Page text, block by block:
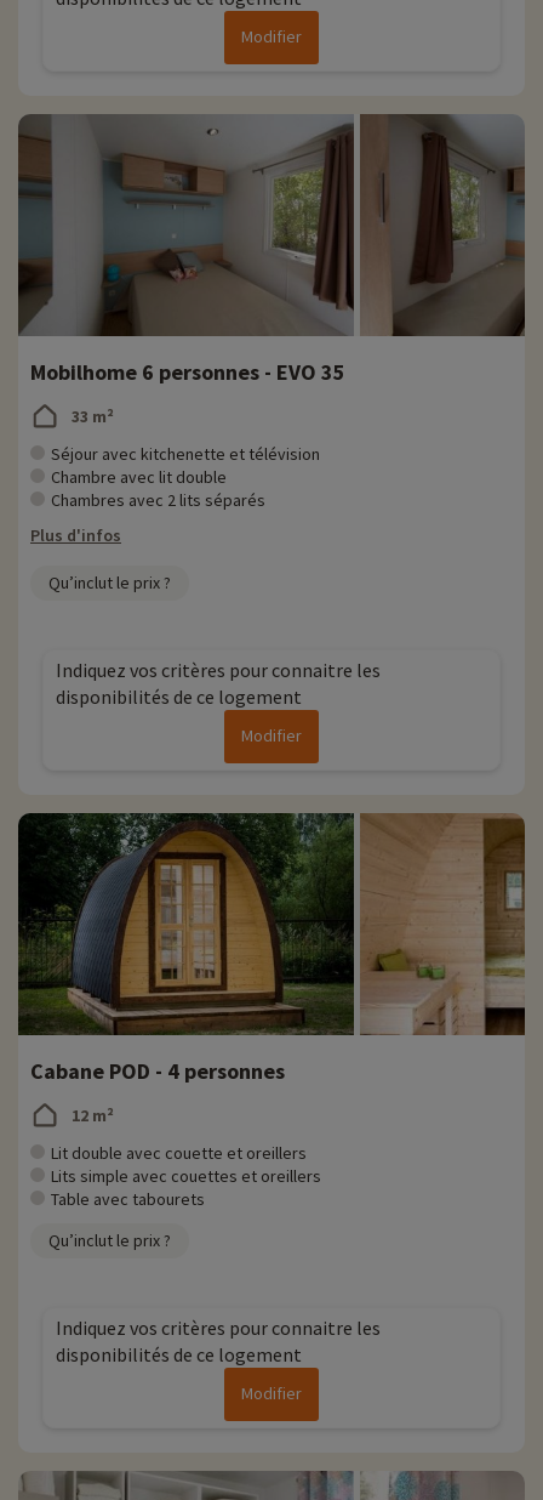
Modifier
Mobilhome 6 personnes - EVO 35
33 m²
Séjour avec kitchenette et télévision
Chambre avec lit double
Chambres avec 2 lits séparés
Plus d'infos
Qu’inclut le prix ?
Indiquez vos critères pour connaitre les
disponibilités de ce logement
Modifier
Cabane POD - 4 personnes
12 m²
Lit double avec couette et oreillers
Lits simple avec couettes et oreillers
Table avec tabourets
Qu’inclut le prix ?
Indiquez vos critères pour connaitre les
disponibilités de ce logement
Modifier